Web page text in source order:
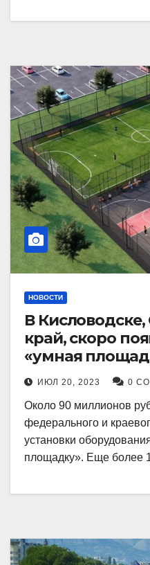
НОВОСТИ
В
край, скоро
«умная
ИЮЛ 20, 2023 0
Около 90 миллионов
федерального и
установки
площадку». Еще более